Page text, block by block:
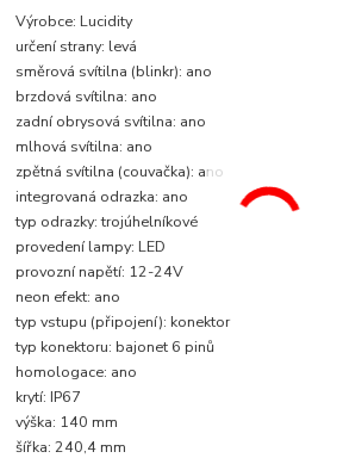
Výrobce: Lucidity
určení strany: levá
směrová svítilna (blinkr): ano
brzdová svítilna: ano
zadní obrysová svítilna: ano
mlhová svítilna: ano
zpětná svítilna (couvačka): ano
integrovaná odrazka: ano
typ odrazky: trojúhelníkové
provedení lampy: LED
provozní napětí: 12-24V
neon efekt: ano
typ vstupu (připojení): konektor
typ konektoru: bajonet 6 pinů
homologace: ano
krytí: IP67
výška: 140 mm
šířka: 240,4 mm